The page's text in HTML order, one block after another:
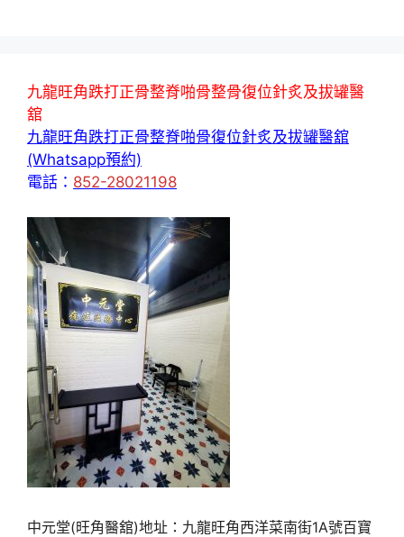
九龍旺角跌打正骨整脊啪骨整骨復位針炙及拔罐醫
舘
九龍旺角跌打正骨整脊啪骨復位針炙及拔罐醫舘
(Whatsapp預約)
電話： 852-28021198
中元堂(旺角醫舘)地址：九龍旺角西洋菜南街1A號百寶